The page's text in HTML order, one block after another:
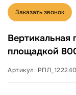
Заказать звонок
Вертикальная
площадкой
Артикул: